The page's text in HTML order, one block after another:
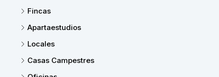
Fincas
Apartaestudios
Locales
Casas Campestres